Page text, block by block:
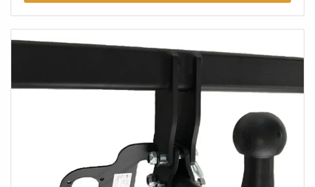
avec option Smart Opener (hayon main libre) ; veuillez
des modèles phase 1 n'était pas encore achevée. Il est
Le phase 2 possède une calandre avant affinée. Il est
également pourvu d'un bas de pare-chocs avec des feux
et de deux fausses sorties d'échappement. Type de rotule
: Rotule diagonale démontable sans outil Masse
remorquable : 2000Kg Masse statique : 80Kg Dépose du
pare-chocs : Oui Découpe du pare-chocs : Découpe non-
visible (sous le pare-chocs) Poids de l'attelage : 24Kg
Caractéristiques du faisceau : Type : Faisceau universel